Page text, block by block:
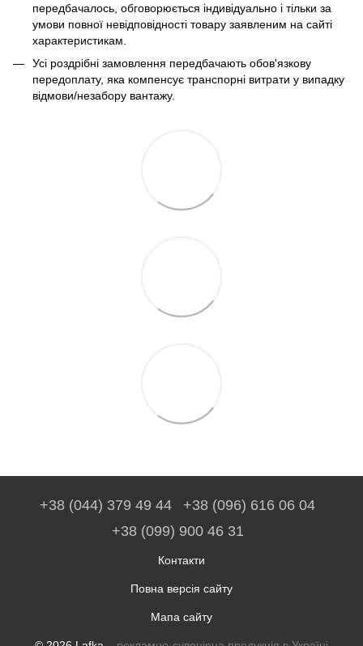
передбачалось, обговорюється індивідуально і тільки за
умови повної невідповідності товару заявленим на сайті
характеристикам.
Усі роздрібні замовлення передбачають обов'язкову
передоплату, яка компенсує транспорні витрати у випадку
відмови/незабору вантажу.
+38 (044) 379 49 44
+38 (096) 616 06 04
+38 (099) 900 46 31
Контакти
Повна версія сайту
Мапа сайту